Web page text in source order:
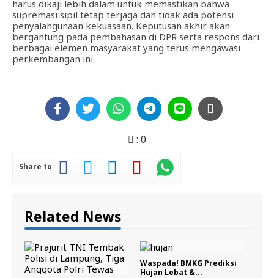
harus dikaji lebih dalam untuk memastikan bahwa
supremasi sipil tetap terjaga dan tidak ada potensi
penyalahgunaan kekuasaan. Keputusan akhir akan
bergantung pada pembahasan di DPR serta respons dari
berbagai elemen masyarakat yang terus mengawasi
perkembangan ini.
: 0
Share to
Related News
Waspada! BMKG Prediksi
Hujan Lebat &...